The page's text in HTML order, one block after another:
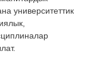
университеттик